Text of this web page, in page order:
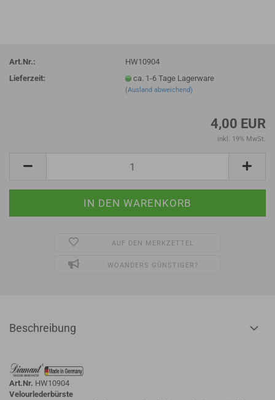
Art.Nr.:
HW10904
Lieferzeit:
ca. 1-6 Tage Lagerware
(Ausland abweichend)
4,00 EUR
inkl. 19% MwSt.
AUF DEN MERKZETTEL
WOANDERS GÜNSTIGER?
Beschreibung
Art.Nr. HW10904
Velourlederbürste